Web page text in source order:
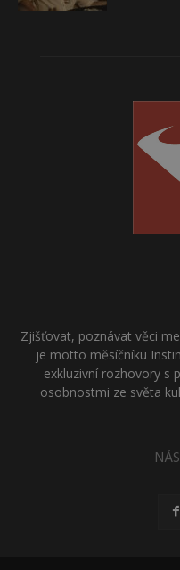
Zjišťovat, poznávat věci
je motto měsíčníku
exkluzivní rozhovory s
osobnostmi ze světa